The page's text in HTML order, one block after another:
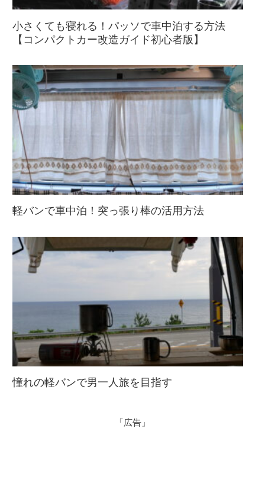
小さくても寝れる！パッソで車中泊する方法
【コンパクトカー改造ガイド初心者版】
軽バンで車中泊！突っ張り棒の活用方法
憧れの軽バンで男一人旅を目指す
「広告」